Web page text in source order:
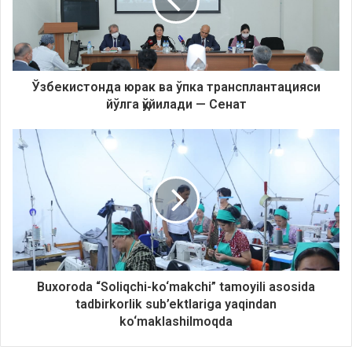
Ўзбекистонда юрак ва ўпка трансплантацияси
йўлга қўйилади — Сенат
Buxoroda “Soliqchi-ko‘makchi” tamoyili asosida
tadbirkorlik sub’ektlariga yaqindan
ko‘maklashilmoqda